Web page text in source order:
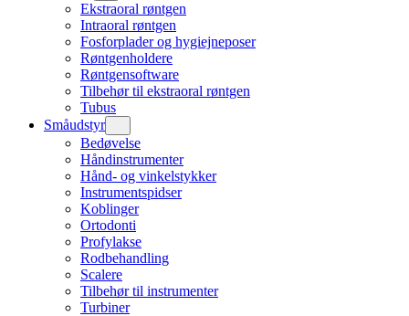
Ekstraoral røntgen
Intraoral røntgen
Fosforplader og hygiejneposer
Røntgenholdere
Røntgensoftware
Tilbehør til ekstraoral røntgen
Tubus
Småudstyr
Bedøvelse
Håndinstrumenter
Hånd- og vinkelstykker
Instrumentspidser
Koblinger
Ortodonti
Profylakse
Rodbehandling
Scalere
Tilbehør til instrumenter
Turbiner